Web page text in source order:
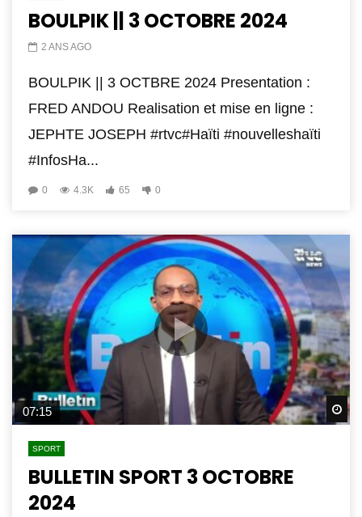
BOULPIK || 3 OCTOBRE 2024
2 ANS AGO
BOULPIK || 3 OCTBRE 2024 Presentation :
FRED ANDOU Realisation et mise en ligne :
JEPHTE JOSEPH #rtvc#Haïti #nouvelleshaïti
#InfosHa...
0 4.3K 65 0
07:15
SPORT
BULLETIN SPORT 3 OCTOBRE
2024